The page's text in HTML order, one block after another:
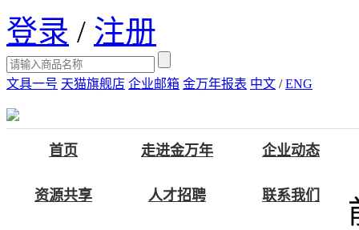
登录 / 注册
文具一号 天猫旗舰店 企业邮箱 金万年报表 中文 / ENG
首页 走进金万年 企业动态
资源共享 人才招聘 联系我们